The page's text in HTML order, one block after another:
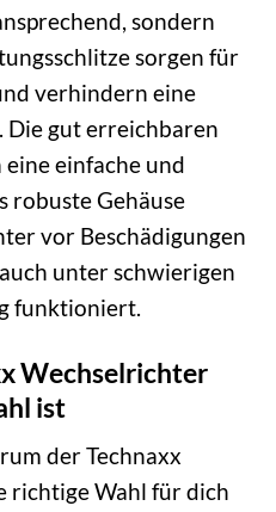
sondern
sorgen für
verhindern eine
Die gut erreichbaren
einfache und
robuste Gehäuse
vor Beschädigungen
unter schwierigen
funktioniert.
Wechselrichter
ist
der Technaxx
richtige Wahl für dich